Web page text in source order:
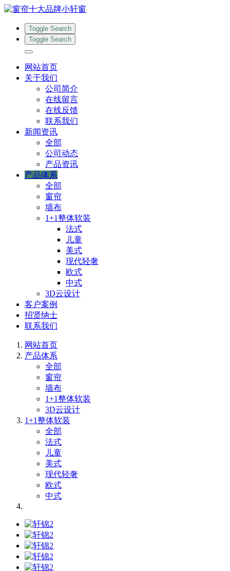
Toggle Search
Toggle Search
网站首页
关于我们
公司简介
在线留言
在线反馈
联系我们
新闻资讯
全部
公司动态
产品资讯
产品体系
全部
窗帘
墙布
1+1整体软装
法式
儿童
美式
现代轻奢
欧式
中式
3D云设计
客户案例
招贤纳士
联系我们
网站首页
产品体系
全部
窗帘
墙布
1+1整体软装
3D云设计
1+1整体软装
全部
法式
儿童
美式
现代轻奢
欧式
中式